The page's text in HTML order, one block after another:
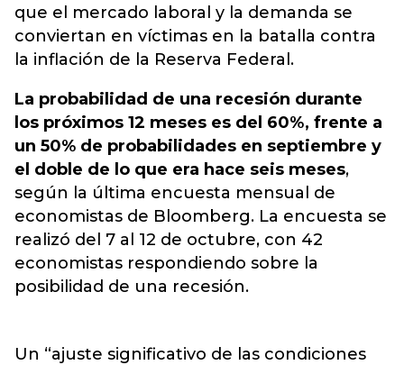
que el mercado laboral y la demanda se
conviertan en víctimas en la batalla contra
la inflación de la Reserva Federal.
La probabilidad de una recesión durante
los próximos 12 meses es del 60%, frente a
un 50% de probabilidades en septiembre y
el doble de lo que era hace seis meses,
según la última encuesta mensual de
economistas de Bloomberg. La encuesta se
realizó del 7 al 12 de octubre, con 42
economistas respondiendo sobre la
posibilidad de una recesión.
Un “ajuste significativo de las condiciones